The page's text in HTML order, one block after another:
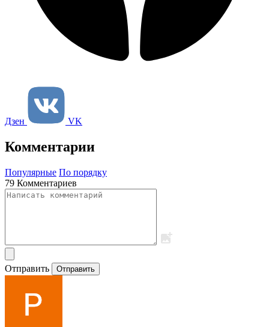
Дзен VK
Комментарии
Популярные По порядку
79 Комментариев
Отправить Отправить